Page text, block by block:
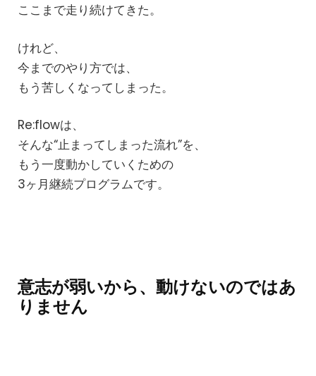
ここまで走り続けてきた。
けれど、
今までのやり方では、
もう苦しくなってしまった。
Re:flowは、
そんな“止まってしまった流れ”を、
もう一度動かしていくための
3ヶ月継続プログラムです。
意志が弱いから、動けないのではあ
りません